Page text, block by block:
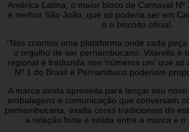
América Latina; o maior bloco de Carnaval Nº
e melhor São João, que só poderia ser em
é o biscoito oficial.
“Nós criamos uma plataforma onde cada
o orgulho de ser pernambucano. Vitarella e
regional é traduzida nos ‘números um’ que
Nº 1 do Brasil e Pernambuco poderiam
A marca ainda aproveita para lançar seu
embalagens e comunicação que conversam
pernambucana, exalta cores tradicionais do
a relação forte e sólida entre a marca e o